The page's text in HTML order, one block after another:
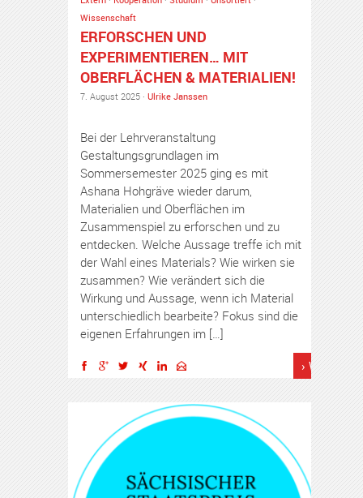
Wissenschaft
ERFORSCHEN UND
EXPERIMENTIEREN… MIT
OBERFLÄCHEN & MATERIALIEN!
7. August 2025 · Ulrike Janssen
Bei der Lehrveranstaltung
Gestaltungsgrundlagen im
Sommersemester 2025 ging es mit
Ashana Hohgräve wieder darum,
Materialien und Oberflächen im
Zusammenspiel zu erforschen und zu
entdecken. Welche Aussage treffe ich mit
der Wahl eines Materials? Wie wirken sie
zusammen? Wie verändert sich die
Wirkung und Aussage, wenn ich Material
unterschiedlich bearbeite? Fokus sind die
eigenen Erfahrungen im […]
›